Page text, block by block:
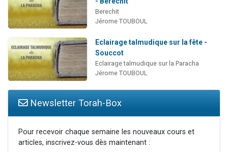
Berechit
Jérome TOUBOUL
Eclairage talmudique sur la fête -
Souccot
Eclairage talmudique sur la Paracha
Jérome TOUBOUL
Newsletter Torah-Box
Pour recevoir chaque semaine les nouveaux cours et
articles, inscrivez-vous dès maintenant :